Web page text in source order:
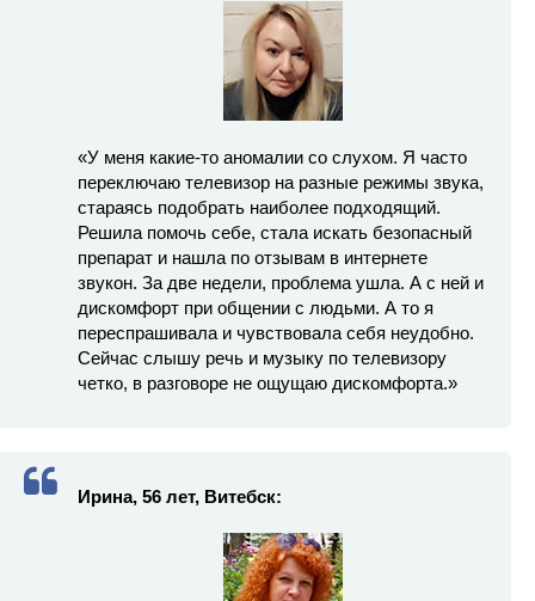
«У меня какие-то аномалии со слухом. Я часто
переключаю телевизор на разные режимы звука,
стараясь подобрать наиболее подходящий.
Решила помочь себе, стала искать безопасный
препарат и нашла по отзывам в интернете
звукон. За две недели, проблема ушла. А с ней и
дискомфорт при общении с людьми. А то я
переспрашивала и чувствовала себя неудобно.
Сейчас слышу речь и музыку по телевизору
четко, в разговоре не ощущаю дискомфорта.»
Ирина, 56 лет, Витебск: